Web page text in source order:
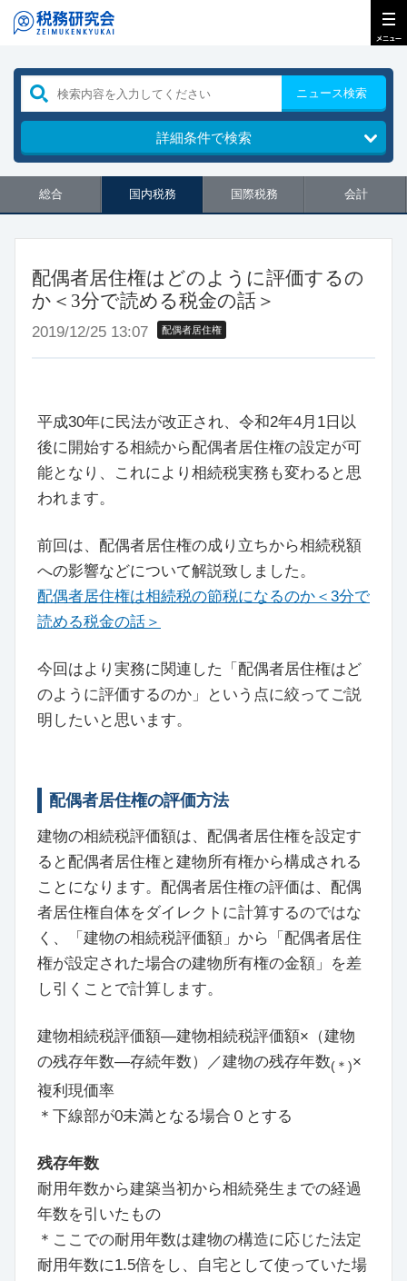
ニュース検索
詳細条件で検索
総合 国内税務 国際税務 会計
配偶者居住権はどのように評価するの
か＜3分で読める税金の話＞
2019/12/25 13:07 配偶者居住権
平成30年に民法が改正され、令和2年4月1日以
後に開始する相続から配偶者居住権の設定が可
能となり、これにより相続税実務も変わると思
われます。
前回は、配偶者居住権の成り立ちから相続税額
への影響などについて解説致しました。
配偶者居住権は相続税の節税になるのか＜3分で
読める税金の話＞
今回はより実務に関連した「配偶者居住権はど
のように評価するのか」という点に絞ってご説
明したいと思います。
配偶者居住権の評価方法
建物の相続税評価額は、配偶者居住権を設定す
ると配偶者居住権と建物所有権から構成される
ことになります。配偶者居住権の評価は、配偶
者居住権自体をダイレクトに計算するのではな
く、「建物の相続税評価額」から「配偶者居住
権が設定された場合の建物所有権の金額」を差
し引くことで計算します。
建物相続税評価額―建物相続税評価額×（建物
の残存年数―存続年数）／建物の残存年数(＊)×
複利現価率
＊下線部が0未満となる場合０とする
残存年数
耐用年数から建築当初から相続発生までの経過
年数を引いたもの
＊ここでの耐用年数は建物の構造に応じた法定
耐用年数に1.5倍をし、自宅として使っていた場